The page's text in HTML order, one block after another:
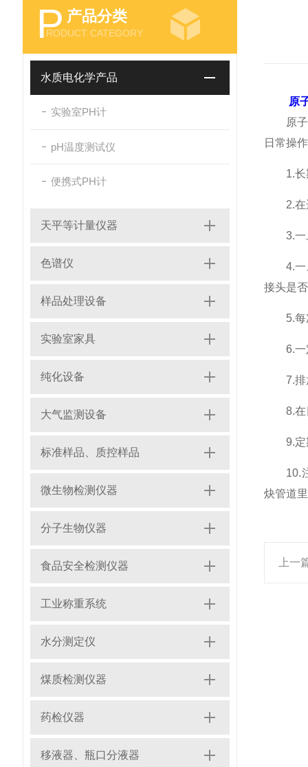
P 产品分类
RODUCT CATEGORY
水质电化学产品
实验室PH计
pH温度测试仪
便携式PH计
天平等计量仪器
色谱仪
样品处理设备
实验室家具
纯化设备
大气监测设备
标准样品、质控样品
微生物检测仪器
分子生物仪器
食品安全检测仪器
工业称重系统
水分测定仪
煤质检测仪器
药检仪器
移液器、瓶口分液器
原
原子可
日常操
1.长期
2.在运
3.一旦
4.一旦
接头是
5.每次
6.一定
7.排放
8.在日
9.定期
10.注
炔管道
上一